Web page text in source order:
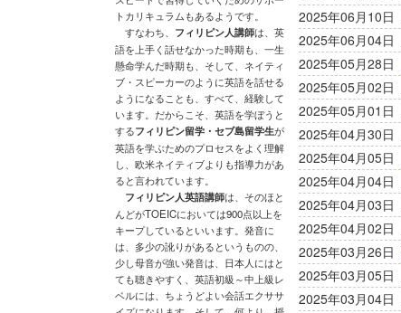
トカリキュラムもあるようです。
すなわち、 フィリピン人講師は、英
語を上手く話せなかった時期も、一生
懸命学んだ時期も、そして、ネイティ
ブ・スピーカーのように英語を話せる
ようになることも、すべて、経験して
います。だからこそ、英語を学ぼうと
するフィリピン留学・セブ島留学生が
英語を学ぶためのプロセスをよく理解
し、欧米ネイティブよりも指導力があ
ると言われています。
フィリピン人英語講師は、そのほと
んどがTOEICにおいては900点以上を
キープしているといいます。発音に
は、多少の訛りがあるというものの、
少し母音が強い発音は、日本人にはと
ても聴きやすく、英語初級～中上級レ
ベルには、ちょうどよい会話エクササ
2025年06月10日
2025年06月04日
2025年05月28日
2025年05月02日
2025年05月01日
2025年04月30日
2025年04月05日
2025年04月04日
2025年04月03日
2025年04月02日
2025年03月26日
2025年03月05日
2025年03月04日